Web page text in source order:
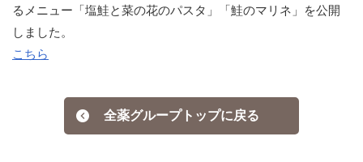
ヘルスケア
医療用医薬品
るメニュー「塩鮭と菜の花のパスタ」「鮭のマリネ」を公開
しました。
こちら
全薬グループトップに戻る